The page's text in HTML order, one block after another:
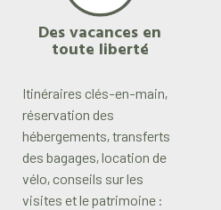
Des vacances en
toute liberté
Itinéraires clés-en-main,
réservation des
hébergements, transferts
des bagages, location de
vélo, conseils sur les
visites et le patrimoine :